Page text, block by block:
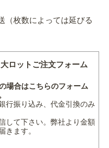
（枚数によっては延びる